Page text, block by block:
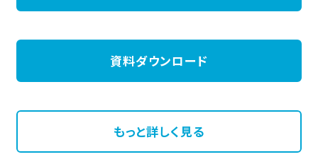
資料ダウンロード
もっと詳しく見る